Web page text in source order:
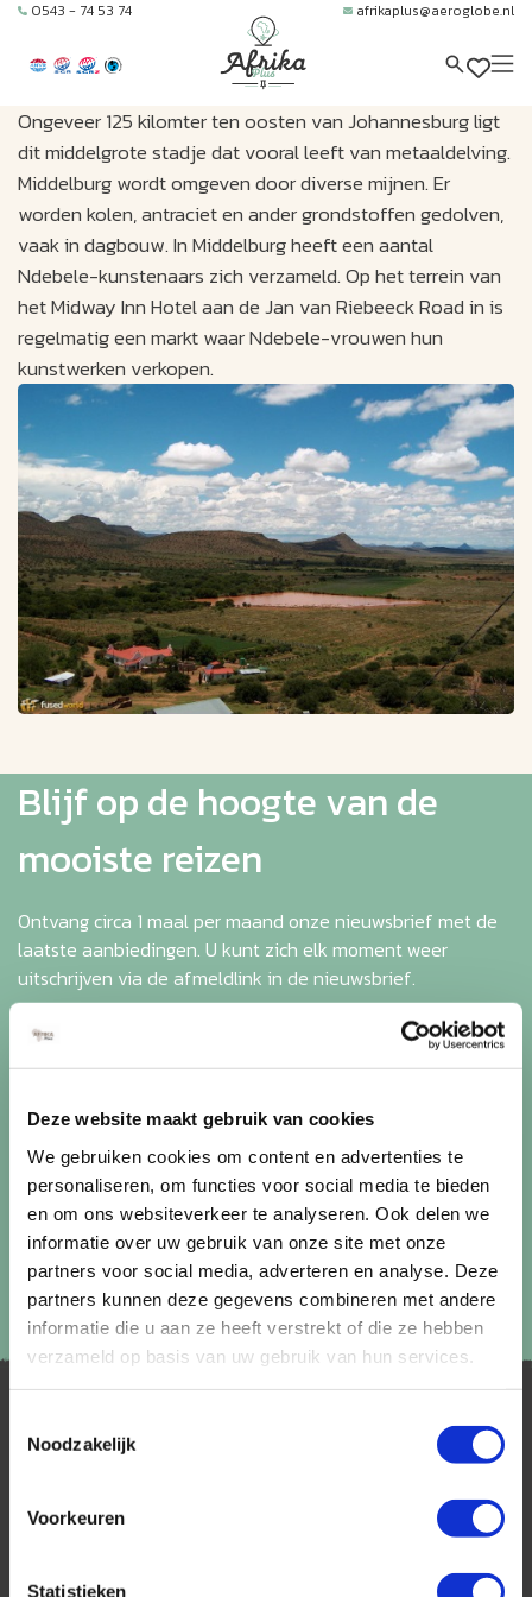
Deze website maakt gebruik van cookies
We gebruiken cookies om content en advertenties te
personaliseren, om functies voor social media te bieden
en om ons websiteverkeer te analyseren. Ook delen we
informatie over uw gebruik van onze site met onze
partners voor social media, adverteren en analyse. Deze
partners kunnen deze gegevens combineren met andere
informatie die u aan ze heeft verstrekt of die ze hebben
verzameld op basis van uw gebruik van hun services.
Noodzakelijk
Voorkeuren
Statistieken
0543 - 74 53 74 afrikaplus@aeroglobe.nl
Ongeveer 125 kilomter ten oosten van Johannesburg ligt
dit middelgrote stadje dat vooral leeft van metaaldelving.
Middelburg wordt omgeven door diverse mijnen. Er
worden kolen, antraciet en ander grondstoffen gedolven,
vaak in dagbouw. In Middelburg heeft een aantal
Ndebele-kunstenaars zich verzameld. Op het terrein van
het Midway Inn Hotel aan de Jan van Riebeeck Road in is
regelmatig een markt waar Ndebele-vrouwen hun
kunstwerken verkopen.
Blijf op de hoogte van de
mooiste reizen
Ontvang circa 1 maal per maand onze nieuwsbrief met de
laatste aanbiedingen. U kunt zich elk moment weer
uitschrijven via de afmeldlink in de nieuwsbrief.
gegevens.